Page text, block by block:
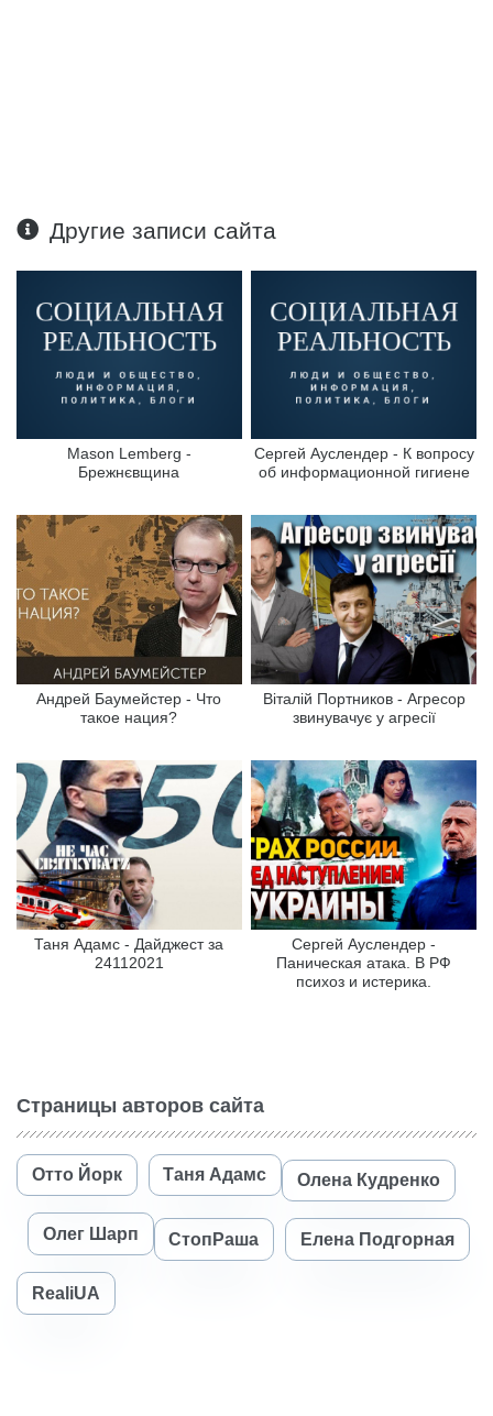
Другие записи сайта
Mason Lemberg -
Брежнєвщина
Сергей Ауслендер - К вопросу
об информационной гигиене
Андрей Баумейстер - Что
такое нация?
Віталій Портников - Агресор
звинувачує у агресії
Таня Адамс - Дайджест за
24112021
Сергей Ауслендер -
Паническая атака. В РФ
психоз и истерика.
Страницы авторов сайта
Отто Йорк Таня Адамс Олена Кудренко
Олег Шарп СтопРаша Елена Подгорная
RealiUA